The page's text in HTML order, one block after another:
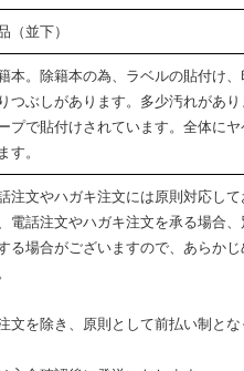
（並下）
本。除籍本の為、ラベルの貼付け、
つぶしがあります。多少汚れがあ
プで貼付けされています。全体に
す。
注文やハガキ注文には原則対応して
電話注文やハガキ注文を承る場合
る場合がございますので、あらか
文を除き、原則として前払い制とな